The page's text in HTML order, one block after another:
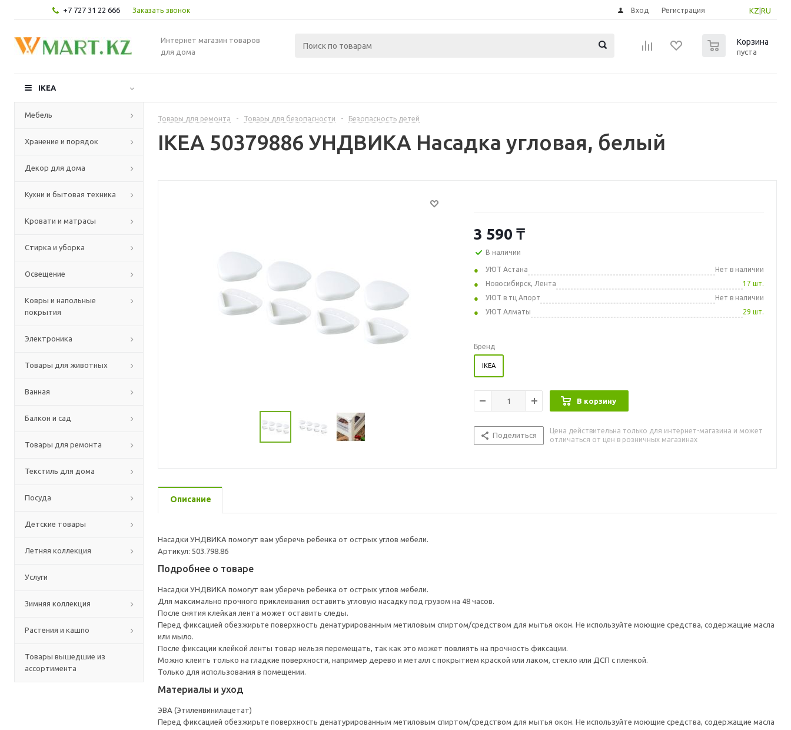
+7 727 31 22 666 Заказать звонок KZ RU
Вход Регистрация
Интернет магазин товаров
для дома
Корзина
пуста
IKEA
Мебель
Хранение и порядок
Декор для дома
Кухни и бытовая техника
Кровати и матрасы
Стирка и уборка
Освещение
Ковры и напольные
покрытия
Электроника
Товары для животных
Ванная
Балкон и сад
Товары для ремонта
Текстиль для дома
Посуда
Детские товары
Летняя коллекция
Услуги
Зимняя коллекция
Растения и кашпо
Товары вышедшие из
ассортимента
Товары для ремонта - Товары для безопасности - Безопасность детей
IKEA 50379886 УНДВИКА Насадка угловая, белый
3 590 ₸
В наличии
УЮТ Астана
Нет в наличии
Новосибирск, Лента
17 шт.
УЮТ в тц Апорт
Нет в наличии
УЮТ Алматы
29 шт.
Бренд
IKEA
В корзину
Поделиться
Цена действительна только для интернет-магазина и может
отличаться от цен в розничных магазинах
Описание
Насадки УНДВИКА помогут вам уберечь ребенка от острых углов мебели.
Артикул: 503.798.86
Подробнее о товаре
Насадки УНДВИКА помогут вам уберечь ребенка от острых углов мебели.
Для максимально прочного приклеивания оставить угловую насадку под грузом на 48 часов.
После снятия клейкая лента может оставить следы.
Перед фиксацией обезжирьте поверхность денатурированным метиловым спиртом/средством для мытья окон. Не используйте моющие средства, содержащие масла
или мыло.
После фиксации клейкой ленты товар нельзя перемещать, так как это может повлиять на прочность фиксации.
Можно клеить только на гладкие поверхности, например дерево и металл с покрытием краской или лаком, стекло или ДСП с пленкой.
Только для использования в помещении.
Материалы и уход
ЭВА (Этиленвинилацетат)
Перед фиксацией обезжирьте поверхность денатурированным метиловым спиртом/средством для мытья окон. Не используйте моющие средства, содержащие масла